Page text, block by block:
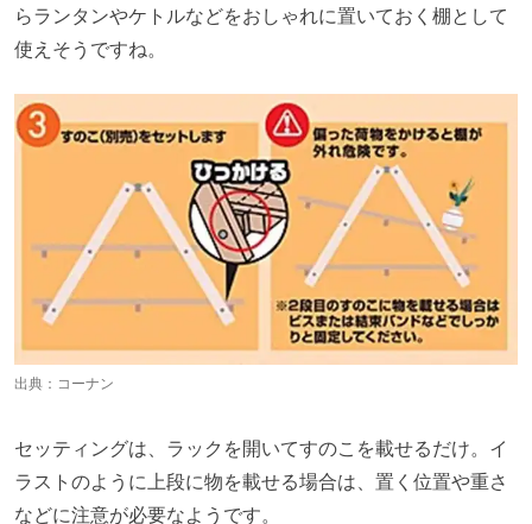
らランタンやケトルなどをおしゃれに置いておく棚として
使えそうですね。
出典： コーナン
セッティングは、ラックを開いてすのこを載せるだけ。イ
ラストのように上段に物を載せる場合は、置く位置や重さ
などに注意が必要なようです。